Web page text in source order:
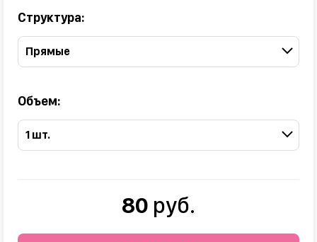
Структура:
Прямые
Объем:
1 шт.
80 руб.